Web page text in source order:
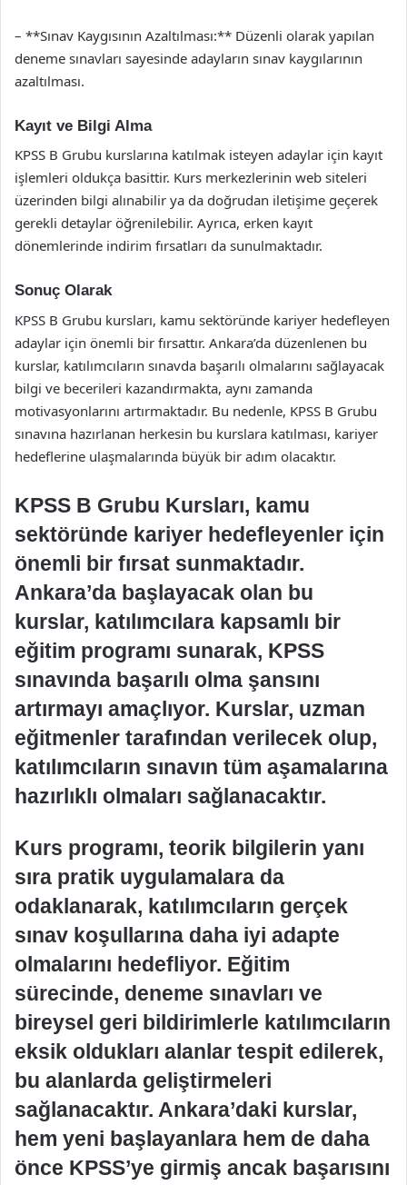
– **Sınav Kaygısının Azaltılması:** Düzenli olarak yapılan
deneme sınavları sayesinde adayların sınav kaygılarının
azaltılması.
Kayıt ve Bilgi Alma
KPSS B Grubu kurslarına katılmak isteyen adaylar için kayıt
işlemleri oldukça basittir. Kurs merkezlerinin web siteleri
üzerinden bilgi alınabilir ya da doğrudan iletişime geçerek
gerekli detaylar öğrenilebilir. Ayrıca, erken kayıt
dönemlerinde indirim fırsatları da sunulmaktadır.
Sonuç Olarak
KPSS B Grubu kursları, kamu sektöründe kariyer hedefleyen
adaylar için önemli bir fırsattır. Ankara’da düzenlenen bu
kurslar, katılımcıların sınavda başarılı olmalarını sağlayacak
bilgi ve becerileri kazandırmakta, aynı zamanda
motivasyonlarını artırmaktadır. Bu nedenle, KPSS B Grubu
sınavına hazırlanan herkesin bu kurslara katılması, kariyer
hedeflerine ulaşmalarında büyük bir adım olacaktır.
KPSS B Grubu Kursları, kamu
sektöründe kariyer hedefleyenler için
önemli bir fırsat sunmaktadır.
Ankara’da başlayacak olan bu
kurslar, katılımcılara kapsamlı bir
eğitim programı sunarak, KPSS
sınavında başarılı olma şansını
artırmayı amaçlıyor. Kurslar, uzman
eğitmenler tarafından verilecek olup,
katılımcıların sınavın tüm aşamalarına
hazırlıklı olmaları sağlanacaktır.
Kurs programı, teorik bilgilerin yanı
sıra pratik uygulamalara da
odaklanarak, katılımcıların gerçek
sınav koşullarına daha iyi adapte
olmalarını hedefliyor. Eğitim
sürecinde, deneme sınavları ve
bireysel geri bildirimlerle katılımcıların
eksik oldukları alanlar tespit edilerek,
bu alanlarda geliştirmeleri
sağlanacaktır. Ankara’daki kurslar,
hem yeni başlayanlara hem de daha
önce KPSS’ye girmiş ancak başarısını